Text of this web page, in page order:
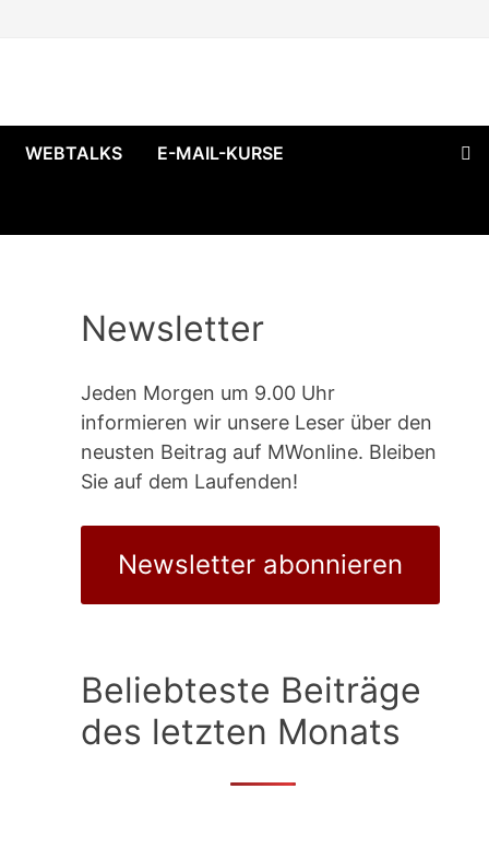
WEBTALKS E-MAIL-KURSE
Newsletter
Jeden Morgen um 9.00 Uhr
informieren wir unsere Leser über den
neusten Beitrag auf MWonline. Bleiben
Sie auf dem Laufenden!
Newsletter abonnieren
Beliebteste Beiträge
des letzten Monats